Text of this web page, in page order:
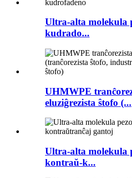
Ultra-alta molekula
kudrado...
UHMWPE
eluziĝrezista ŝtofo (...
Ultra-alta molekula
kontraŭ-k...